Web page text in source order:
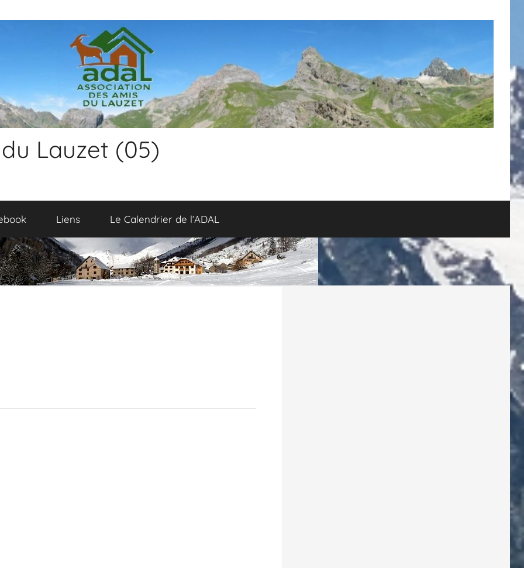
Lauzet (05)
Liens Le Calendrier de l’ADAL